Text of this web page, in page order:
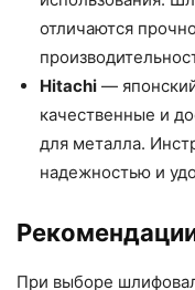
отличаются
Hitachi —
качественные и
для металла.
надежностью и
При выборе